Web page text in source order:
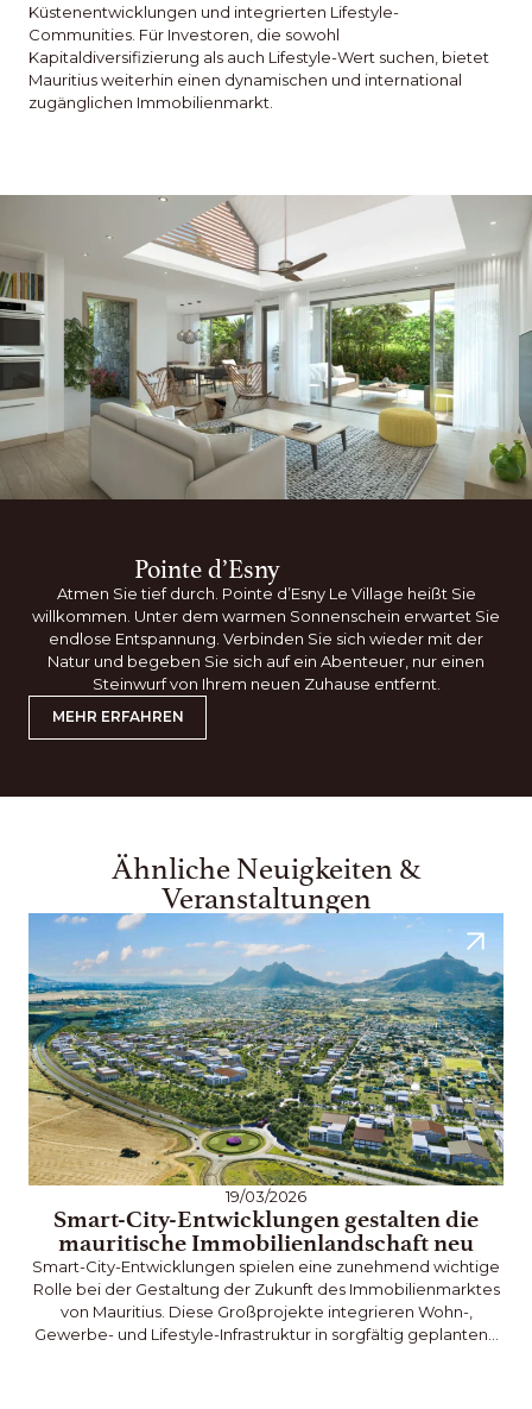
Küstenentwicklungen und integrierten Lifestyle-
Communities. Für Investoren, die sowohl
Kapitaldiversifizierung als auch Lifestyle-Wert suchen, bietet
Mauritius weiterhin einen dynamischen und international
zugänglichen Immobilienmarkt.
Pointe d’Esny
Atmen Sie tief durch. Pointe d’Esny Le Village heißt Sie
willkommen. Unter dem warmen Sonnenschein erwartet Sie
endlose Entspannung. Verbinden Sie sich wieder mit der
Natur und begeben Sie sich auf ein Abenteuer, nur einen
Steinwurf von Ihrem neuen Zuhause entfernt.
MEHR ERFAHREN
Ähnliche Neuigkeiten &
Veranstaltungen
19/03/2026
Smart-City-Entwicklungen gestalten die
mauritische Immobilienlandschaft neu
Smart-City-Entwicklungen spielen eine zunehmend wichtige
Rolle bei der Gestaltung der Zukunft des Immobilienmarktes
von Mauritius. Diese Großprojekte integrieren Wohn-,
Gewerbe- und Lifestyle-Infrastruktur in sorgfältig geplanten…